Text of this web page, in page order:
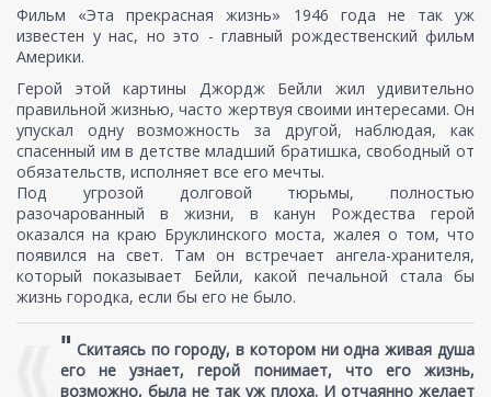
Фильм «Эта прекрасная жизнь» 1946 года не так уж
известен у нас, но это - главный рождественский фильм
Америки.
Герой этой картины Джордж Бейли жил удивительно
правильной жизнью, часто жертвуя своими интересами. Он
упускал одну возможность за другой, наблюдая, как
спасенный им в детстве младший братишка, свободный от
обязательств, исполняет все его мечты.
Под угрозой долговой тюрьмы, полностью
разочарованный в жизни, в канун Рождества герой
оказался на краю Бруклинского моста, жалея о том, что
появился на свет. Там он встречает ангела-хранителя,
который показывает Бейли, какой печальной стала бы
жизнь городка, если бы его не было.
" Скитаясь по городу, в котором ни одна живая душа
его не узнает, герой понимает, что его жизнь,
возможно, была не так уж плоха. И отчаянно желает